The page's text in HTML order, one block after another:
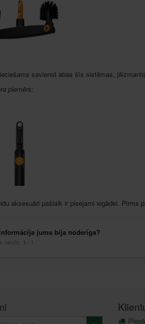
savienot abas šīs sistēmas,
piemērs:
aksesuāri pašlaik ir pieejami iegādei.
jums bija noderīga?
raksts: 1 1